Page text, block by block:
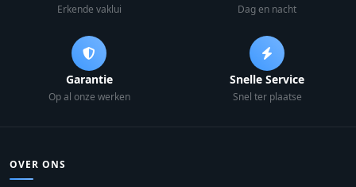
Erkende vaklui Dag en nacht
Garantie
Op al onze werken
Snelle Service
Snel ter plaatse
OVER ONS